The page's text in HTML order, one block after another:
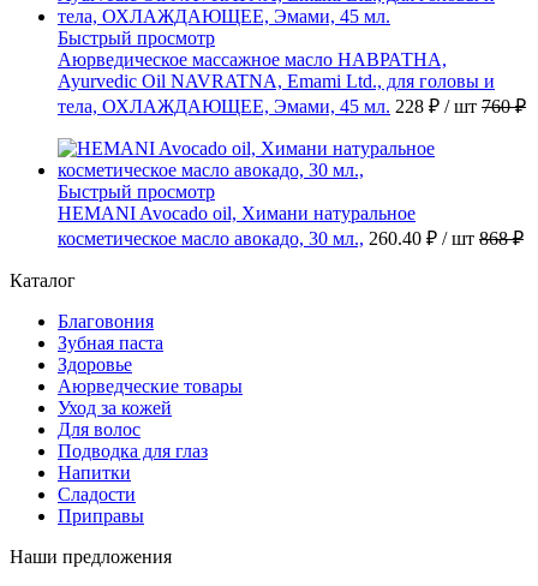
Быстрый просмотр
Аюрведическое массажное масло НАВРАТНА,
Ayurvedic Oil NAVRATNA, Emami Ltd., для головы и
тела, ОХЛАЖДАЮЩЕЕ, Эмами, 45 мл. 228 ₽ / шт 760 ₽
Быстрый просмотр
HEMANI Avocado oil, Химани натуральное
косметическое масло авокадо, 30 мл., 260.40 ₽ / шт 868 ₽
Каталог
Благовония
Зубная паста
Здоровье
Аюрведческие товары
Уход за кожей
Для волос
Подводка для глаз
Напитки
Сладости
Приправы
Наши предложения